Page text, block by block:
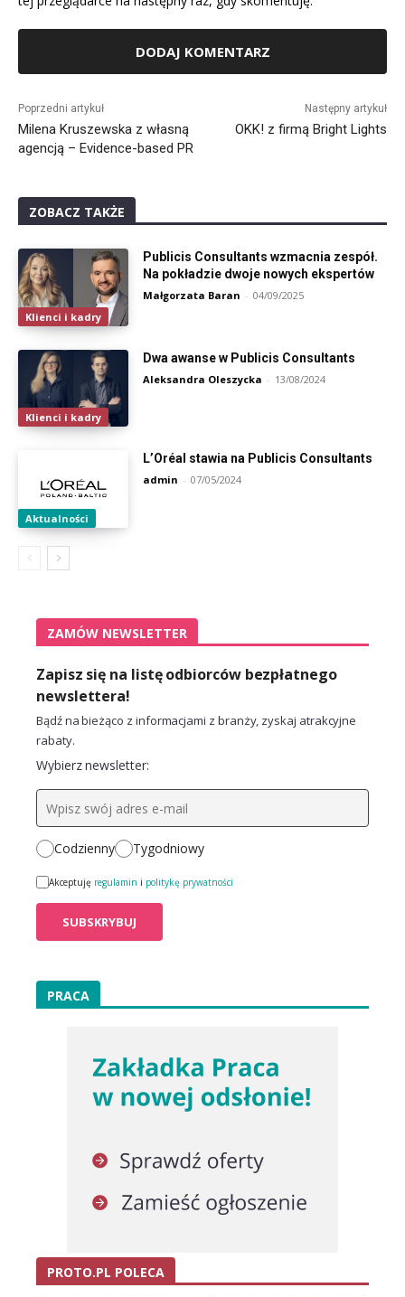
Poprzedni artykuł
Milena Kruszewska z własną
agencją – Evidence-based PR
Następny artykuł
OKK! z firmą Bright Lights
ZOBACZ TAKŻE
Klienci i kadry
Publicis Consultants wzmacnia zespół.
Na pokładzie dwoje nowych ekspertów
Małgorzata Baran - 04/09/2025
Klienci i kadry
Dwa awanse w Publicis Consultants
Aleksandra Oleszycka - 13/08/2024
Aktualności
L’Oréal stawia na Publicis Consultants
admin - 07/05/2024
ZAMÓW NEWSLETTER
Zapisz się na listę odbiorców bezpłatnego
newslettera!
Bądź na bieżąco z informacjami z branży, zyskaj atrakcyjne
rabaty.
Wybierz newsletter:
Codzienny Tygodniowy
Akceptuję regulamin i politykę prywatności
PRACA
PROTO.PL POLECA